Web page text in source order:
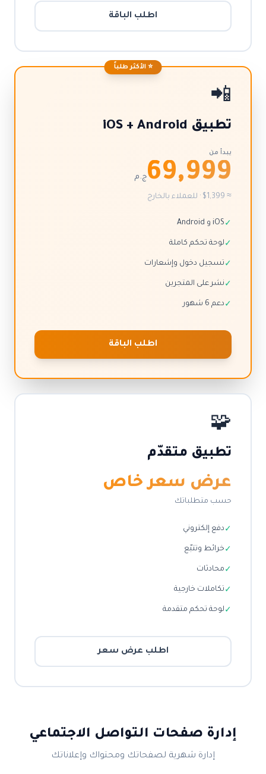
اطلب الباقة
⭐ الأكثر طلباً
📲
تطبيق iOS + Android
يبدأ من
69,999ج.م
≈ $1,399 · للعملاء بالخارج
✓ iOS و Android
✓ لوحة تحكم كاملة
✓ تسجيل دخول وإشعارات
✓ نشر على المتجرين
✓ دعم 6 شهور
اطلب الباقة
🧩
تطبيق متقدّم
عرض سعر خاص
حسب متطلباتك
✓ دفع إلكتروني
✓ خرائط وتتبّع
✓ محادثات
✓ تكاملات خارجية
✓ لوحة تحكم متقدمة
اطلب عرض سعر
إدارة صفحات التواصل الاجتماعي
إدارة شهرية لصفحاتك ومحتواك وإعلاناتك